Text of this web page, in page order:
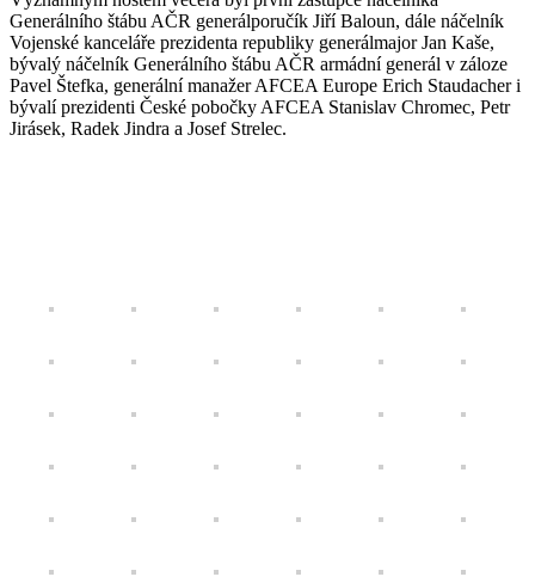
Generálního štábu AČR generálporučík Jiří Baloun, dále náčelník
Vojenské kanceláře prezidenta republiky generálmajor Jan Kaše,
bývalý náčelník Generálního štábu AČR armádní generál v záloze
Pavel Štefka, generální manažer AFCEA Europe Erich Staudacher i
bývalí prezidenti České pobočky AFCEA Stanislav Chromec, Petr
Jirásek, Radek Jindra a Josef Strelec.